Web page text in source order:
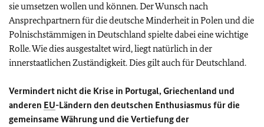
sie umsetzen wollen und können. Der Wunsch nach
Ansprechpartnern für die deutsche Minderheit in Polen und die
Polnischstämmigen in Deutschland spielte dabei eine wichtige
Rolle. Wie dies ausgestaltet wird, liegt natürlich in der
innerstaatlichen Zuständigkeit. Dies gilt auch für Deutschland.
Vermindert nicht die Krise in Portugal, Griechenland und
anderen EU-Ländern den deutschen Enthusiasmus für die
gemeinsame Währung und die Vertiefung der